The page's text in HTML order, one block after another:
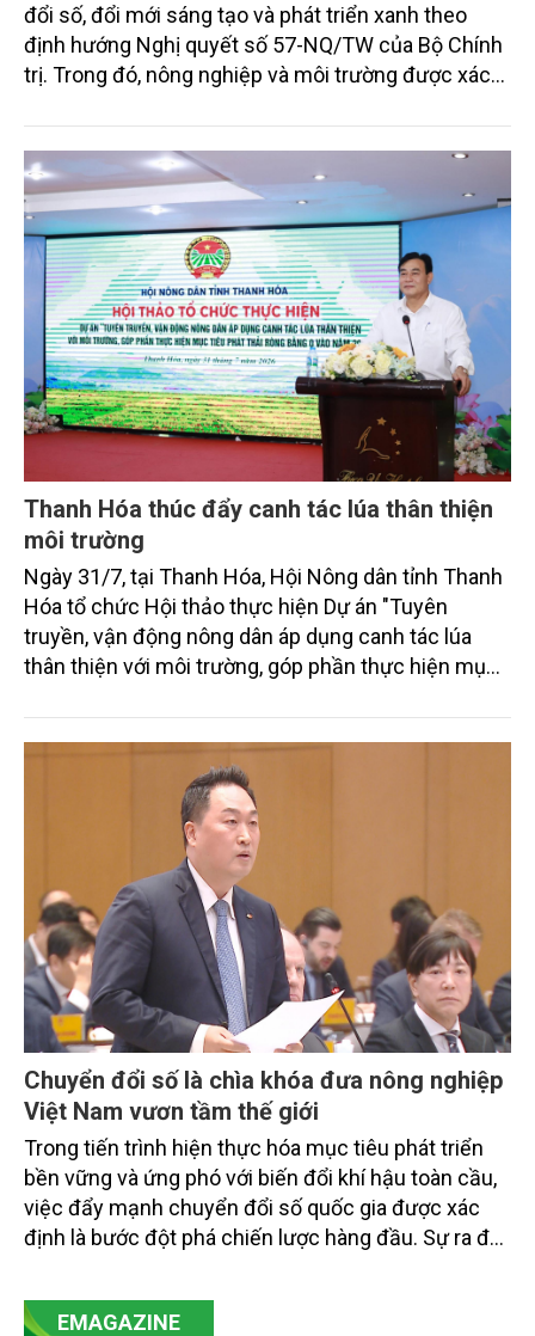
đổi số, đổi mới sáng tạo và phát triển xanh theo
định hướng Nghị quyết số 57-NQ/TW của Bộ Chính
trị. Trong đó, nông nghiệp và môi trường được xác
sắc bởi các tiến bộ công nghệ và cam kết bền vững
toàn cầu, đặc biệt là mục tiêu đưa phát thải ròng
bằng 0 (Net-Zero) vào năm 2050.
Thanh Hóa thúc đẩy canh tác lúa thân thiện
môi trường
Ngày 31/7, tại Thanh Hóa, Hội Nông dân tỉnh Thanh
Hóa tổ chức Hội thảo thực hiện Dự án "Tuyên
truyền, vận động nông dân áp dụng canh tác lúa
thân thiện với môi trường, góp phần thực hiện mục
trình thu hút sự tham gia của đông đảo đại biểu đến
từ các cơ quan quản lý nhà nước, đơn vị nghiên cứu,
doanh nghiệp, hợp tác xã và nông dân đang trực
tiếp triển khai mô hình sản xuất lúa phát thải thấp.
Chuyển đổi số là chìa khóa đưa nông nghiệp
Việt Nam vươn tầm thế giới
Trong tiến trình hiện thực hóa mục tiêu phát triển
bền vững và ứng phó với biến đổi khí hậu toàn cầu,
việc đẩy mạnh chuyển đổi số quốc gia được xác
định là bước đột phá chiến lược hàng đầu. Sự ra đời
mạnh mẽ, thúc đẩy quá trình cải cách toàn diện,
minh bạch hóa chuỗi cung ứng và nâng cao hiệu
EMAGAZINE